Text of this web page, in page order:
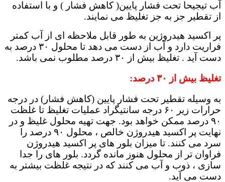
آب تیجیحا تحت فشار پایین( کاهش فشار ) و با استفاده
از تقطیر جز به جز تغلیظ می نمایند.
پر اکسید هیدروژین به طور قابل ملاحظه ای از آب کمتر
فراریت دارد و آب از دست می دهد تا محلول ۳۰ درصد به
دست آید . تغلیظ بیش از ۳۰ درصد مطلوب نمی باشد.
تغلیظ بیش از ۳۰ درصد:
به وسیله تقطیر تحت فشار پایین (کاهش فشار) در درجه
حرارات زیر ۶۰ درجه سانتیگراد عملیات تغلیظ تا غلظت
۹۰ درصد ممکن خواهد بود. جهت تهیه محلول غلیظ و در
نهایت پر اکسید هیدروژن خالص ، محلول ۹۰ درصد را
سرد می کنند. تا میزان بلور های پر اکسید هیدروژن
فراوان تر از محلول هنوز مانده گردد. بلور های را جدا
سازی ، ذوب و آب می کنند که در نتیجه غلظت بیشتر به
دست می آید.